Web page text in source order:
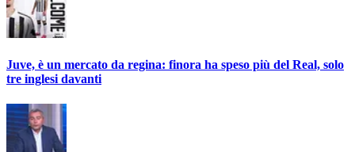
Juve, è un mercato da regina: finora ha speso più del Real, solo
tre inglesi davanti